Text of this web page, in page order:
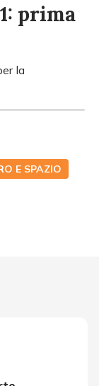
prima
la
E SPAZIO